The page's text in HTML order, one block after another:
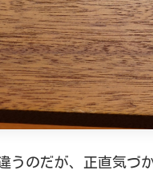
うのだが、正直気づか